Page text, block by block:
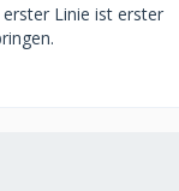
Linie ist erster